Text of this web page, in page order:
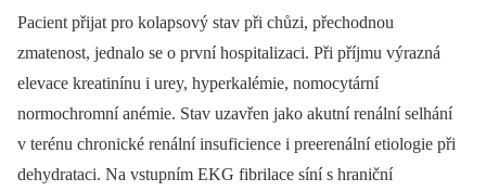
Pacient přijat pro kolapsový stav při chůzi, přechodnou
zmatenost, jednalo se o první hospitalizaci. Při příjmu výrazná
elevace kreatinínu i urey, hyperkalémie, nomocytární
normochromní anémie. Stav uzavřen jako akutní renální selhání
v terénu chronické renální insuficience i preerenální etiologie při
dehydrataci. Na vstupním EKG fibrilace síní s hraniční